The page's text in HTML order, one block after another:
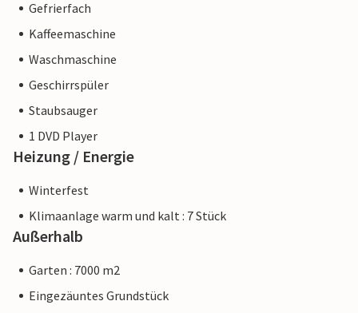
Gefrierfach
Kaffeemaschine
Waschmaschine
Geschirrspüler
Staubsauger
1 DVD Player
Heizung / Energie
Winterfest
Klimaanlage warm und kalt : 7 Stück
Außerhalb
Garten : 7000 m2
Eingezäuntes Grundstück